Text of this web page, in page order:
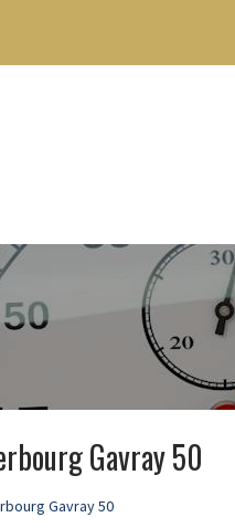
Gavray 50
Gavray 50